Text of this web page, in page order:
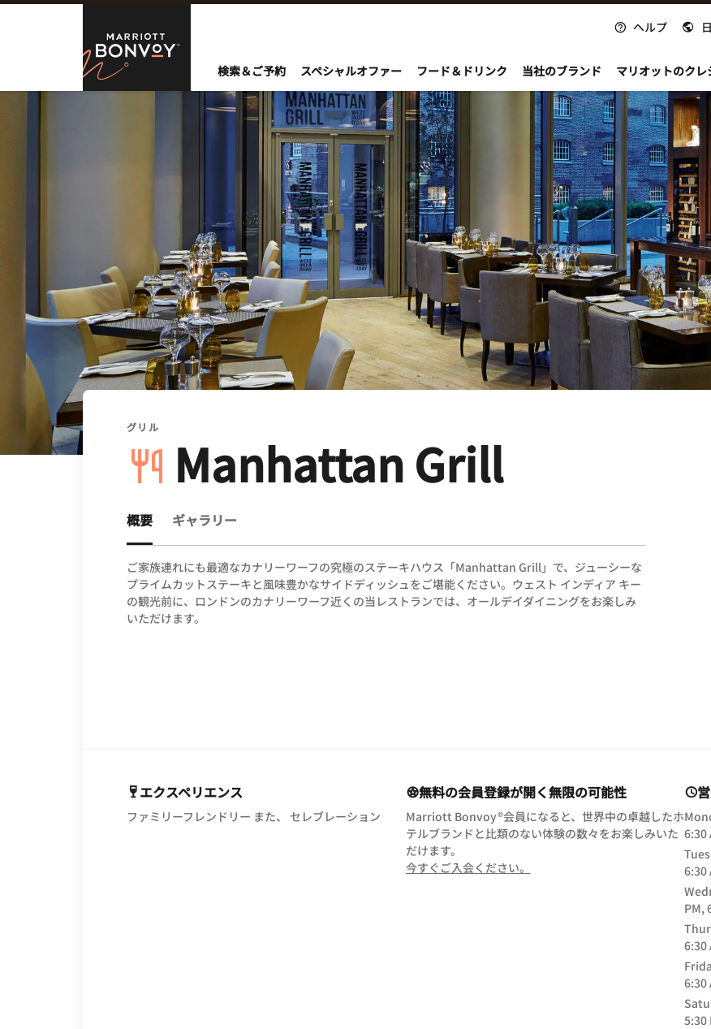
Skip to Content
Marriott Bonvoy
ヘルプ
検索＆ご予約 スペシャルオファー フード＆ドリンク 当社のブランド マリオットのクレ
グリル
Manhattan Grill
概要 ギャラリー
ご家族連れにも最適なカナリーワーフの究極のステーキハウス「Manhattan Grill」で、ジューシーな
プライムカットステーキと風味豊かなサイドディッシュをご堪能ください。ウェスト インディア キー
の観光前に、ロンドンのカナリーワーフ近くの当レストランでは、オールデイダイニングをお楽しみ
いただけます。
エクスペリエンス
ファミリーフレンドリー また、 セレブレーション
無料の会員登録が開く無限の可能性
Marriott Bonvoy®会員になると、世界中の卓越したホ
テルブランドと比類のない体験の数々をお楽しみいた
だけます。
今すぐご入会ください。
6:30
6:30
PM,
6:30
6:30
5:30